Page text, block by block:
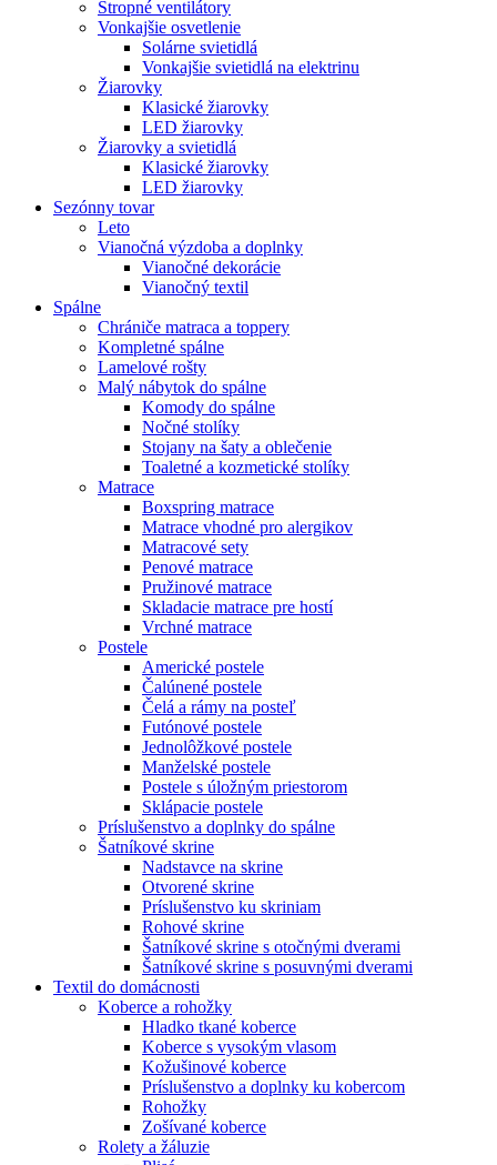
Stropné ventilátory
Vonkajšie osvetlenie
Solárne svietidlá
Vonkajšie svietidlá na elektrinu
Žiarovky
Klasické žiarovky
LED žiarovky
Žiarovky a svietidlá
Klasické žiarovky
LED žiarovky
Sezónny tovar
Leto
Vianočná výzdoba a doplnky
Vianočné dekorácie
Vianočný textil
Spálne
Chrániče matraca a toppery
Kompletné spálne
Lamelové rošty
Malý nábytok do spálne
Komody do spálne
Nočné stolíky
Stojany na šaty a oblečenie
Toaletné a kozmetické stolíky
Matrace
Boxspring matrace
Matrace vhodné pro alergikov
Matracové sety
Penové matrace
Pružinové matrace
Skladacie matrace pre hostí
Vrchné matrace
Postele
Americké postele
Čalúnené postele
Čelá a rámy na posteľ
Futónové postele
Jednolôžkové postele
Manželské postele
Postele s úložným priestorom
Sklápacie postele
Príslušenstvo a doplnky do spálne
Šatníkové skrine
Nadstavce na skrine
Otvorené skrine
Príslušenstvo ku skriniam
Rohové skrine
Šatníkové skrine s otočnými dverami
Šatníkové skrine s posuvnými dverami
Textil do domácnosti
Koberce a rohožky
Hladko tkané koberce
Koberce s vysokým vlasom
Kožušinové koberce
Príslušenstvo a doplnky ku kobercom
Rohožky
Zošívané koberce
Rolety a žáluzie